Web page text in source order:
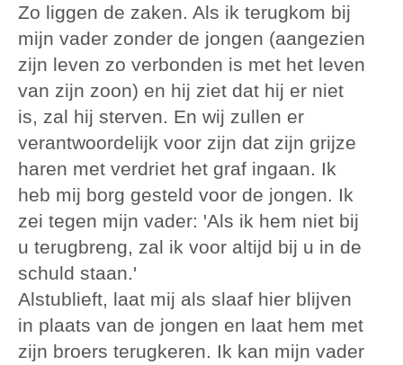
Zo liggen de zaken. Als ik terugkom bij
mijn vader zonder de jongen (aangezien
zijn leven zo verbonden is met het leven
van zijn zoon) en hij ziet dat hij er niet
is, zal hij sterven. En wij zullen er
verantwoordelijk voor zijn dat zijn grijze
haren met verdriet het graf ingaan. Ik
heb mij borg gesteld voor de jongen. Ik
zei tegen mijn vader: 'Als ik hem niet bij
u terugbreng, zal ik voor altijd bij u in de
schuld staan.'
Alstublieft, laat mij als slaaf hier blijven
in plaats van de jongen en laat hem met
zijn broers terugkeren. Ik kan mijn vader